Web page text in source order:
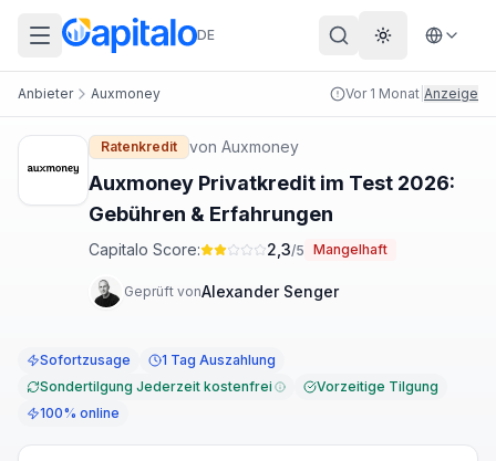
DE Theme
Anbieter Auxmoney Vor 1 Monat Anzeige
Ratenkredit von Auxmoney
Auxmoney Privatkredit im Test 2026:
Gebühren & Erfahrungen
Capitalo Score: 2,3/5 Mangelhaft
Geprüft vonAlexander Senger
Sofortzusage
1 Tag Auszahlung
Sondertilgung Jederzeit kostenfrei
Vorzeitige Tilgung
100% online